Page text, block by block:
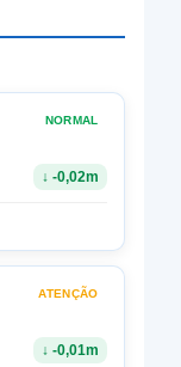
NORMAL
↓ -0,02m
ATENÇÃO
↓ -0,01m